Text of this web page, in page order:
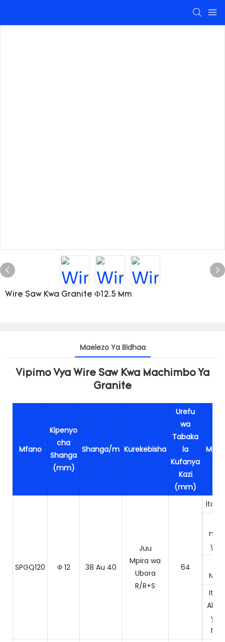
Wire Saw Kwa Granite Φ12.5 Mm
Maelezo Ya Bidhaa
Vipimo Vya Wire Saw Kwa Machimbo Ya
Granite
Mfano
Kipenyo
cha
Shanga
(mm)
Shanga/m Kurekebisha
Urefu
wa
Tabaka
la
Kufanya
Kazi
(mm)
SPGQ120 Φ 12 38 Au 40
Juu
Mpira wa
Ubora
R/R+S
64
Itale
ya